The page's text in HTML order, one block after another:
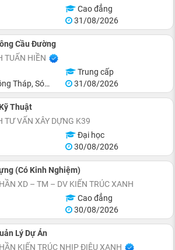
Cao đẳng
31/08/2026
Cầu Đường
TUẤN HIỀN
Trung cấp
Trăng, Bạc Liêu
31/08/2026
Thuật
TƯ VẤN XÂY DỰNG K39
Đại học
30/08/2026
(Có Kinh Nghiệm)
XD – TM – DV KIẾN TRÚC XANH
Cao đẳng
30/08/2026
Lý Dự Án
KIẾN TRÚC NHỊP ĐIỆU XANH